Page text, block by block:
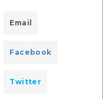
Email
Facebook
Twitter